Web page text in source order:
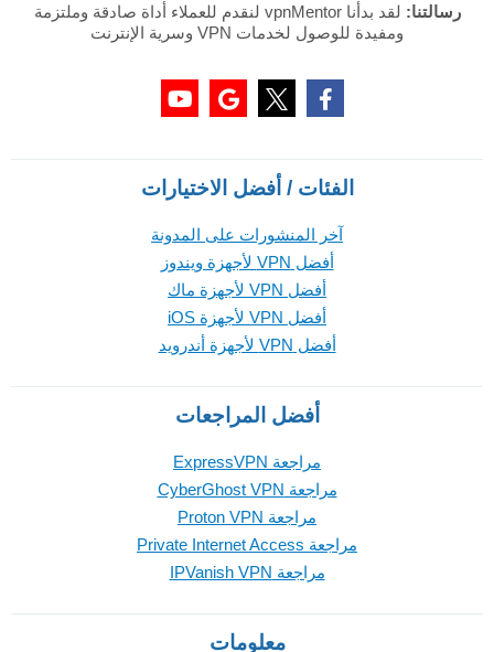
رسالتنا:
لقد بدأنا vpnMentor لنقدم للعملاء أداة صادقة وملتزمة
ومفيدة للوصول لخدمات VPN وسرية الإنترنت
الفئات / أفضل الاختيارات
آخر المنشورات على المدونة
أفضل VPN لأجهزة ويندوز
أفضل VPN لأجهزة ماك
أفضل VPN لأجهزة iOS
أفضل VPN لأجهزة أندرويد
أفضل المراجعات
مراجعة ExpressVPN
مراجعة CyberGhost VPN
مراجعة Proton VPN
مراجعة Private Internet Access
مراجعة IPVanish VPN
معلومات